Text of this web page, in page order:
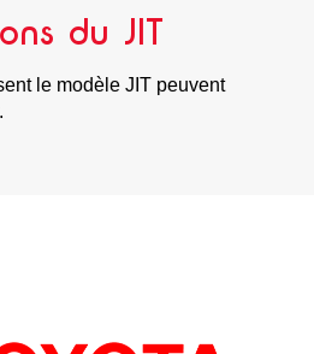
du JIT
le modèle JIT peuvent